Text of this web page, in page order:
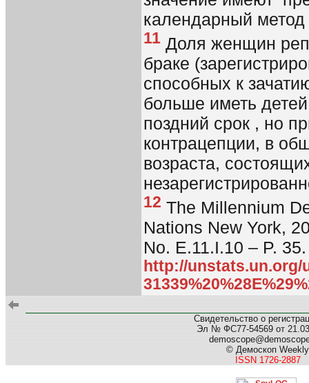
календарный
11 Доля женщин
браке
способных к
больше иметь
поздний срок , но
контрацепции, в
возраста,
12 The Millennium
Nations New York,
No. E.11.I.10 – P.
http://unstats.un.org/
Свидетельство о
Эл № ФС77-54569 от
© Демоскоп Weekly
ISSN 1726-2887